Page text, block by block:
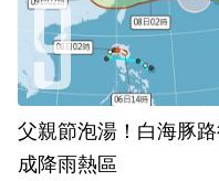
父親節泡湯！白海豚
成降雨熱區